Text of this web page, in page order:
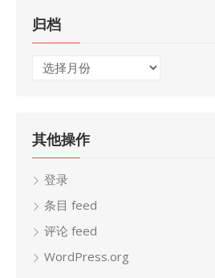
归档
归
其他操作
登录
条目 feed
评论 feed
WordPress.org